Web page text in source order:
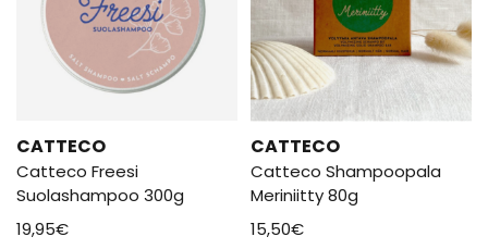
CATTECO
Catteco Freesi
Suolashampoo 300g
19,95€
CATTECO
Catteco Shampoopala
Meriniitty 80g
15,50€